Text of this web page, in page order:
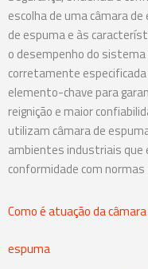
escolha de uma câmara
de espuma e às
o desempenho do sistema
corretamente
elemento-chave para
reignição e maior
utilizam câmara de
ambientes industriais que
conformidade com normas
Como é atuação da
espuma